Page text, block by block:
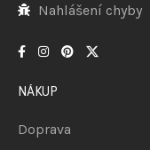
Nahlášení chyby
NÁKUP
Doprava